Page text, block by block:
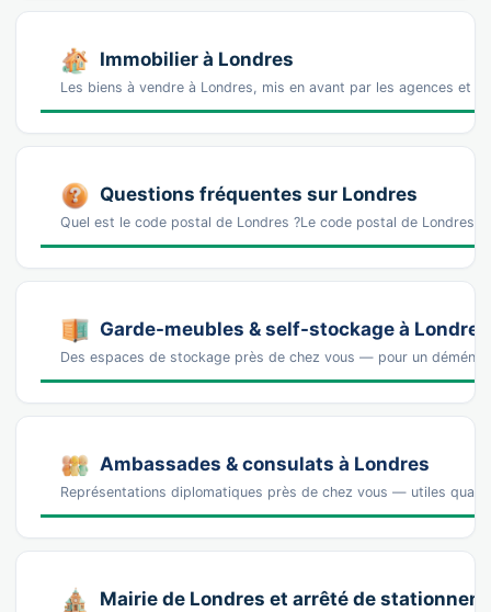
Immobilier à Londres
Les biens à vendre à Londres, mis en avant par les agences et
Questions fréquentes sur Londres
Quel est le code postal de Londres ?Le code postal de Londres
Garde-meubles & self-stockage à Londres
Des espaces de stockage près de chez vous — pour un
Ambassades & consulats à Londres
Représentations diplomatiques près de chez vous — utiles
Mairie de Londres et arrêté de